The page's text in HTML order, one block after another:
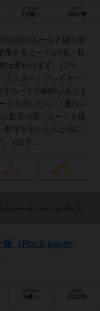
10歳～ 2022年
戦型のルールと協力型
用するカードは5色、枚
は変わります。)プラ
①スタートプレイヤー
カードの制約はありま
ドを出したら、1番高い
数字の高いカードを獲
数字を出した人は場に
。 ④1ラ...
7
お気に入り
16
持ってる
版（Rock-paper-
6歳～ 2020年